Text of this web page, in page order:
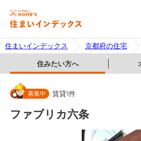
住まいインデックス 京都府の住宅
住みたい方へ
募集中 賃貸1件
ファブリカ六条